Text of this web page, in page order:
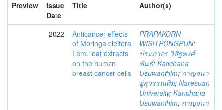
Preview
Issue
Date
Title Author(s)
2022
Anticancer effects
of Moringa oleifera
Lam. leaf extracts
on the human
breast cancer cells
PRAPAKORN
WISITPONGPUN;
ประภากร วิสิฐพงศ์
พันธ์; Kanchana
Usuwanthim; กาญจนา
อู่สุวรรณทิม; Naresuan
University; Kanchana
Usuwanthim; กาญจนา